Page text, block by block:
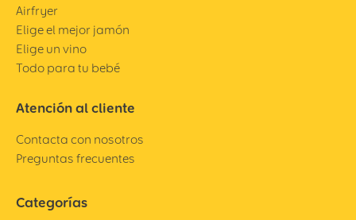
Airfryer
Elige el mejor jamón
Elige un vino
Todo para tu bebé
Atención al cliente
Contacta con nosotros
Preguntas frecuentes
Categorías